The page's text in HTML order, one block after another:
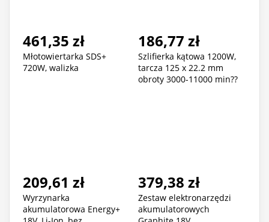
461,35 zł
Młotowiertarka SDS+
720W, walizka
186,77 zł
Szlifierka kątowa 1200W,
tarcza 125 x 22.2 mm
obroty 3000-11000 min??
209,61 zł
Wyrzynarka
akumulatorowa Energy+
379,38 zł
Zestaw elektronarzędzi
akumulatorowych